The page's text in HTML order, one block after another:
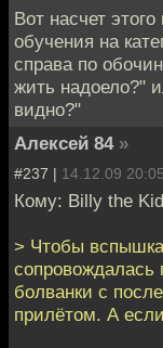
Вот насчет
обучения на
справа по
жить надоело?"
видно?"
Алексей 84 »
#237 | 14.12.09 20:05
Кому: Billy the
> Чтобы
болванки с
прилётом. А